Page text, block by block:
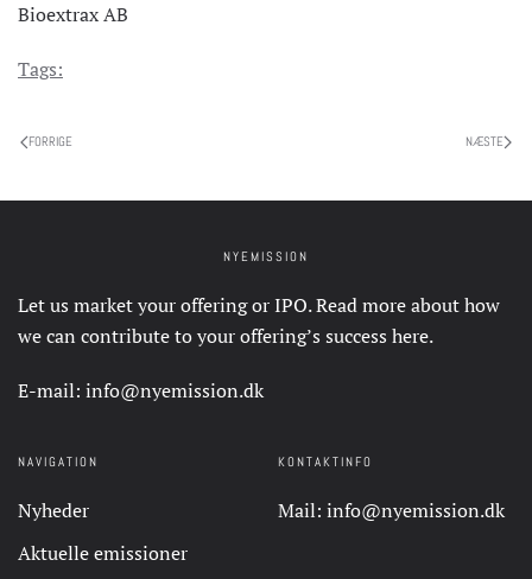
Bioextrax AB
Tags:
FORRIGE NÆSTE
NYEMISSION
Let us market your offering or IPO. Read more about how
we can contribute to your offering’s success here.
E-mail: info@nyemission.dk
NAVIGATION
Nyheder
Aktuelle emissioner
KONTAKTINFO
Mail: info@nyemission.dk